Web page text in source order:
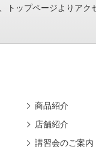
トップページよりアク
商品紹介
店舗紹介
講習会のご案内